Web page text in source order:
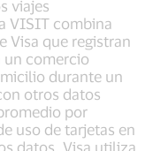
viajes
VISIT combina
Visa que registran
un comercio
durante un
otros datos
por
uso de tarjetas en
datos. Visa utiliza